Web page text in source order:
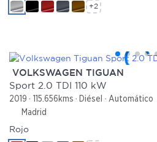
+2
VOLKSWAGEN TIGUAN
Sport 2.0 TDI 110 kW
2019 115.656kms Diésel
Automático
Madrid
Rojo